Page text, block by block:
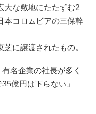
大な敷地にたたずむ2
本コロムビアの三保幹
に譲渡されたもの。
名企業の社長が多く
億円は下らない」